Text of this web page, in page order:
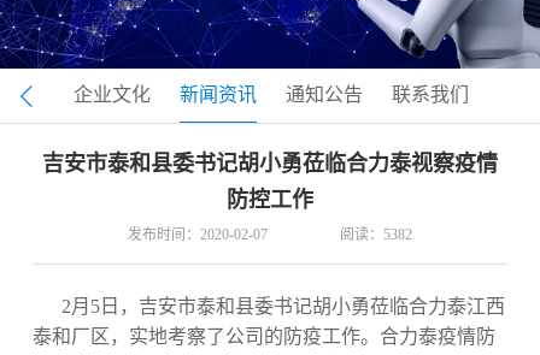
绍 企业文化 新闻资讯 通知公告 联系我们
吉安市泰和县委书记胡小勇莅临合力泰视察疫情
防控工作
发布时间：2020-02-07 阅读：5382
2月5日，吉安市泰和县委书记胡小勇莅临合力泰江西
泰和厂区，实地考察了公司的防疫工作。合力泰疫情防